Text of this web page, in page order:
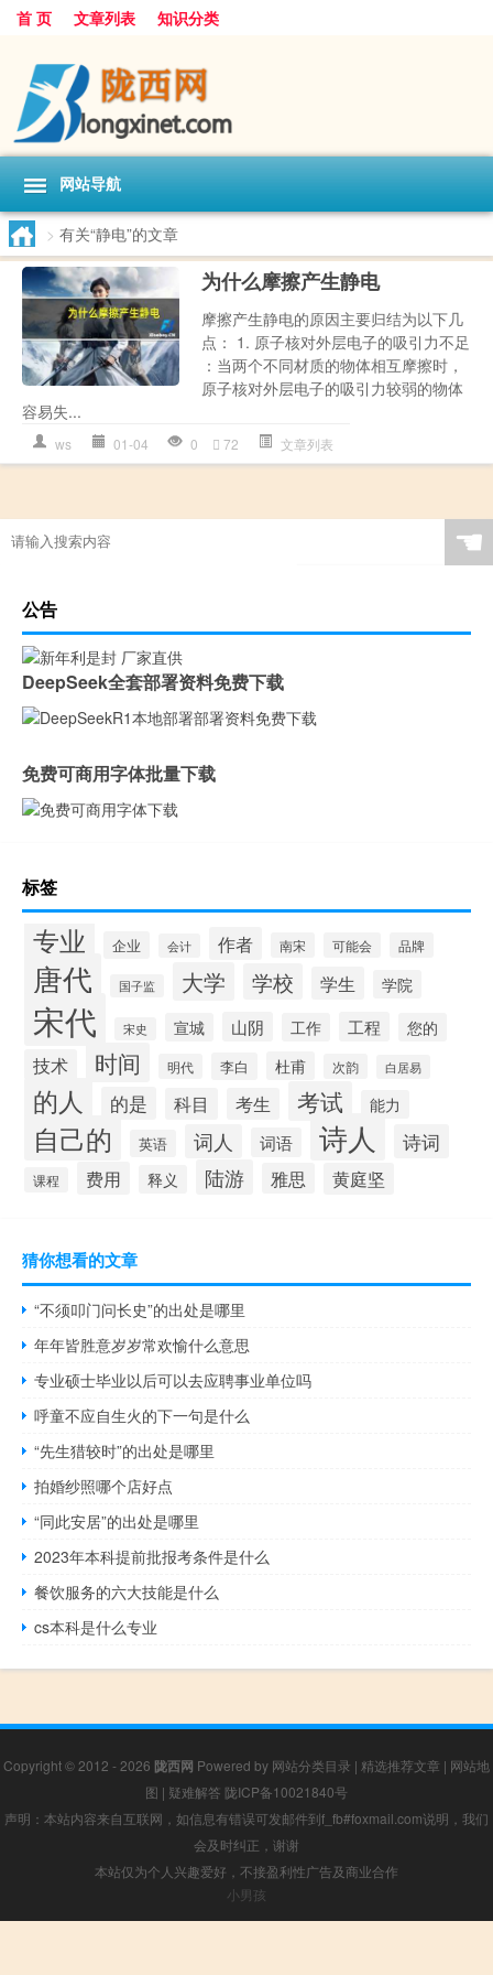
首 页 文章列表 知识分类
网站导航
> 有关“静电”的文章
为什么摩擦产生静电
摩擦产生静电的原因主要归结为以下几
点： 1. 原子核对外层电子的吸引力不足
：当两个不同材质的物体相互摩擦时，
原子核对外层电子的吸引力较弱的物体
容易失...
ws 01-04 0 72 文章列表
☚
公告
DeepSeek全套部署资料免费下载
免费可商用字体批量下载
标签
专业 企业 会计 作者 南宋 可能会 品牌
唐代 国子监 大学 学校 学生 学院
宋代 宋史 宣城 山阴 工作 工程 您的
技术 时间 明代 李白 杜甫 次韵 白居易
的人 的是 科目 考生 考试 能力
自己的 英语 词人 词语 诗人 诗词
课程 费用 释义 陆游 雅思 黄庭坚
猜你想看的文章
“不须叩门问长史”的出处是哪里
年年皆胜意岁岁常欢愉什么意思
专业硕士毕业以后可以去应聘事业单位吗
呼童不应自生火的下一句是什么
“先生猎较时”的出处是哪里
拍婚纱照哪个店好点
“同此安居”的出处是哪里
2023年本科提前批报考条件是什么
餐饮服务的六大技能是什么
cs本科是什么专业
Copyright © 2012 - 2026 陇西网 Powered by 网站分类目录 | 精选推荐文章 | 网站地
图 | 疑难解答 陇ICP备10021840号
声明：本站内容来自互联网，如信息有错误可发邮件到f_fb#foxmail.com说明，我们
会及时纠正，谢谢
本站仅为个人兴趣爱好，不接盈利性广告及商业合作
小男孩